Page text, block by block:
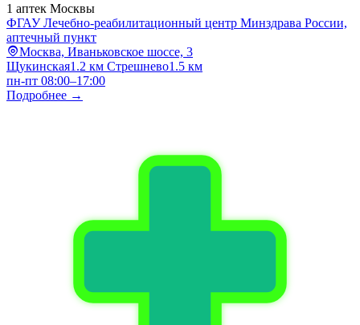
1 аптек Москвы
ФГАУ Лечебно-реабилитационный центр Минздрава России,
аптечный пункт
Москва, Иваньковское шоссе, 3
Щукинская1.2 км Стрешнево1.5 км
пн-пт 08:00–17:00
Подробнее →